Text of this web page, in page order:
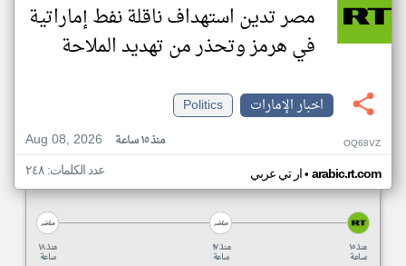
مصر تدين استهداف ناقلة نفط إماراتية
في هرمز وتحذر من تهديد الملاحة
اخبار الإمارات
Politics
Aug 08, 2026
منذ ١٥ ساعة OQ68VZ
ار تي عربي• arabic.rt.com عدد الكلمات: ٢٤٨
منذ ١٨
ساعة
منذ ١٧
ساعة
منذ ١٥
ساعة